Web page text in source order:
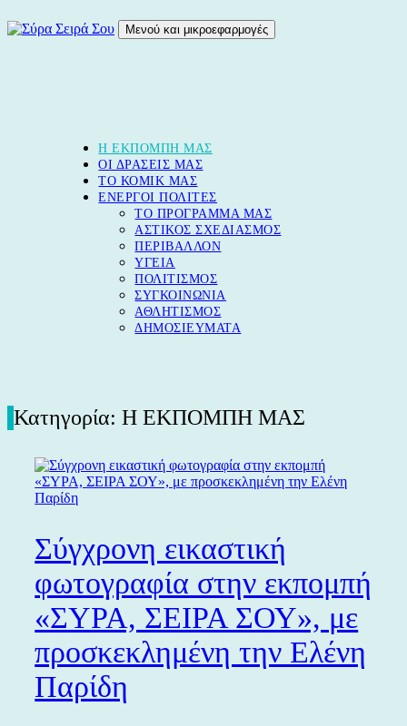
σε
Μενού και μικροεφαρμογές
Η ΕΚΠΟΜΠΗ ΜΑΣ
ΟΙ ΔΡΑΣΕΙΣ ΜΑΣ
ΤΟ ΚΟΜΙΚ ΜΑΣ
ΕΝΕΡΓΟΙ ΠΟΛΙΤΕΣ
ΤΟ ΠΡΟΓΡΑΜΜΑ ΜΑΣ
ΑΣΤΙΚΟΣ ΣΧΕΔΙΑΣΜΟΣ
ΠΕΡΙΒΑΛΛΟΝ
ΥΓΕΙΑ
ΠΟΛΙΤΙΣΜΟΣ
ΣΥΓΚΟΙΝΩΝΙΑ
ΑΘΛΗΤΙΣΜΟΣ
ΔΗΜΟΣΙΕΥΜΑΤΑ
Κατηγορία: Η ΕΚΠΟΜΠΗ ΜΑΣ
Σύγχρονη εικαστική
φωτογραφία στην εκπομπή
«ΣΥΡΑ, ΣΕΙΡΑ ΣΟΥ», με
προσκεκλημένη την Ελένη
Παρίδη